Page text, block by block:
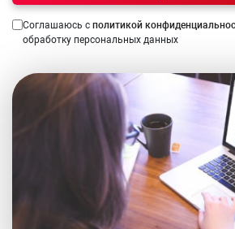
Соглашаюсь с политикой
обработку персональных данных